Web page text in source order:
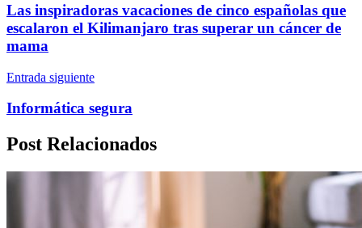
Las inspiradoras vacaciones de cinco españolas que
escalaron el Kilimanjaro tras superar un cáncer de
mama
Entrada siguiente
Informática segura
Post Relacionados